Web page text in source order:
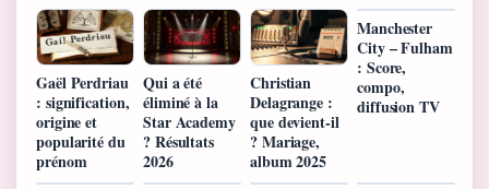
Gaël Perdriau
: signification,
origine et
popularité du
prénom
Qui a été
éliminé à la
Star Academy
? Résultats
2026
Christian
Delagrange :
que devient-il
? Mariage,
album 2025
Manchester
City – Fulham
: Score,
compo,
diffusion TV